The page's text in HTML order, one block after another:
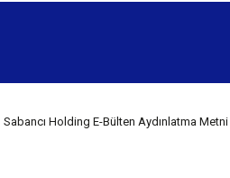
Sabancı Holding E-Bülten Aydınlatma Metni